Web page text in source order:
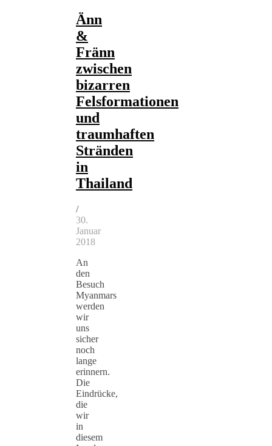
Änn
&
Fränn
zwischen
bizarren
Felsformationen
und
traumhaften
Stränden
in
Thailand
/
30.
Januar
2018
An
den
Besuch
Myanmars
werden
wir
uns
sicher
noch
lange
erinnern.
Die
Eindrücke,
die
wir
in
diesem